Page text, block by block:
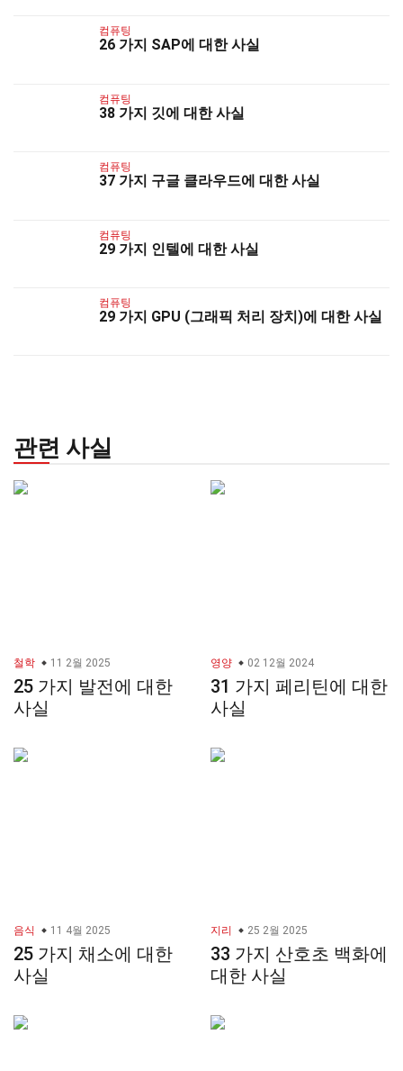
컴퓨팅
26 가지 SAP에 대한 사실
컴퓨팅
38 가지 깃에 대한 사실
컴퓨팅
37 가지 구글 클라우드에 대한 사실
컴퓨팅
29 가지 인텔에 대한 사실
컴퓨팅
29 가지 GPU (그래픽 처리 장치)에 대한 사실
관련 사실
철학 11 2월 2025
25 가지 발전에 대한
사실
영양 02 12월 2024
31 가지 페리틴에 대한
사실
음식 11 4월 2025
25 가지 채소에 대한
사실
지리 25 2월 2025
33 가지 산호초 백화에
대한 사실